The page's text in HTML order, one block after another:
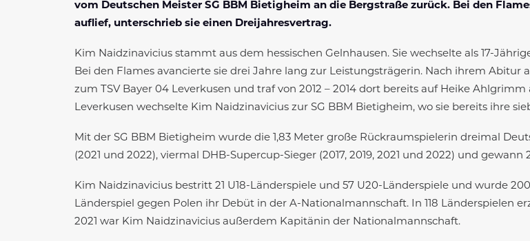
vom Deutschen Meister SG BBM Bietigheim an die Bergstraße zurück. Bei den
auflief, unterschrieb sie einen Dreijahresvertrag.
Kim Naidzinavicius stammt aus dem hessischen Gelnhausen. Sie wechselte als 17-
Bei den Flames avancierte sie drei Jahre lang zur Leistungsträgerin. Nach ihrem Abitur
zum TSV Bayer 04 Leverkusen und traf von 2012 – 2014 dort bereits auf Heike
Leverkusen wechselte Kim Naidzinavicius zur SG BBM Bietigheim, wo sie bereits ihre
Mit der SG BBM Bietigheim wurde die 1,83 Meter große Rückraumspielerin dreimal
(2021 und 2022), viermal DHB-Supercup-Sieger (2017, 2019, 2021 und 2022) und
Kim Naidzinavicius bestritt 21 U18-Länderspiele und 57 U20-Länderspiele und wurde
Länderspiel gegen Polen ihr Debüt in der A-Nationalmannschaft. In 118 Länderspielen
2021 war Kim Naidzinavicius außerdem Kapitänin der Nationalmannschaft.